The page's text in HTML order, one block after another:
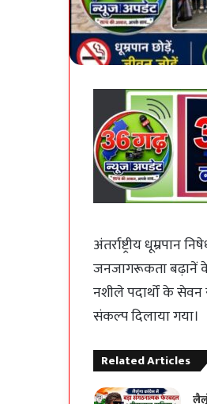
अंतर्राष्ट्रीय
जनजागरूकता बढ़ानें के
नशीले पदार्थों के सेवन
संकल्प दिलाया गया।
Related Articles